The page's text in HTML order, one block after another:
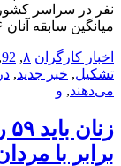
نفر در سراسر
میانگین سابقه آنان ۲۴٫۶ سال…
اخبار کارگران ۸,
92
,
تشکیل, خبر جدید,
می‌دهند, و
برابر با